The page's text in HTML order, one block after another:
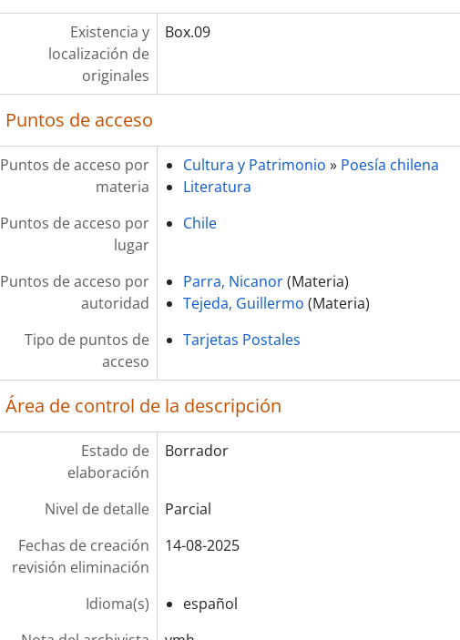
Existencia y
localización de
originales
Box.09
Puntos de acceso
Puntos de acceso por
materia
Cultura y Patrimonio » Poesía chilena
Literatura
Puntos de acceso por
lugar
Chile
Puntos de acceso por
autoridad
Parra, Nicanor(Materia)
Tejeda, Guillermo (Materia)
Tipo de puntos de
acceso
Tarjetas Postales
Área de control de la descripción
Estado de
elaboración
Borrador
Nivel de detalle
Parcial
Fechas de creación
revisión eliminación
14-08-2025
Idioma(s)
español